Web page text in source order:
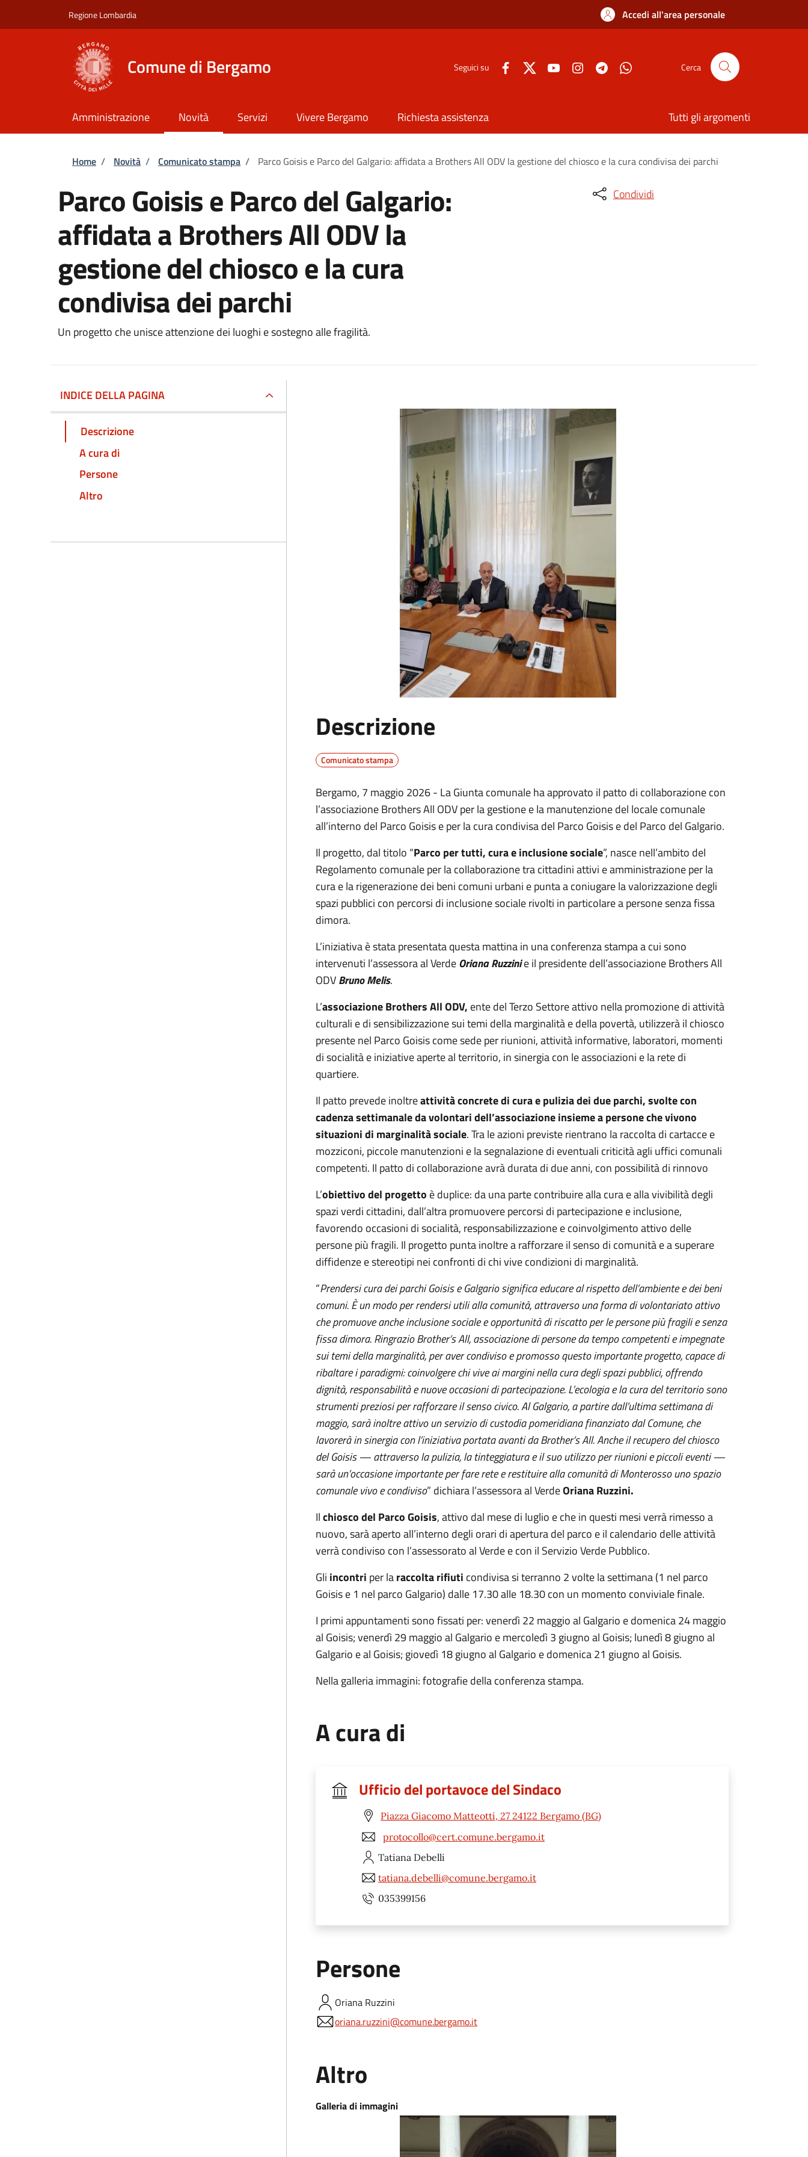
Regione Lombardia Accedi all'area personale
Comune di Bergamo Seguici su Cerca
Amministrazione Novità Servizi Vivere Bergamo Richiesta assistenza Tutti gli argomenti
Briciole di pane
Home / Novità / Comunicato stampa / Parco Goisis e Parco del Galgario: affidata a Brothers All ODV la gestione del chiosco e la cura condivisa dei parchi
Parco Goisis e Parco del Galgario:
affidata a Brothers All ODV la
gestione del chiosco e la cura
condivisa dei parchi
Un progetto che unisce attenzione dei luoghi e sostegno alle fragilità.
Condividi
INDICE DELLA PAGINA
Descrizione
A cura di
Persone
Altro
Descrizione
Comunicato stampa
Bergamo, 7 maggio 2026 - La Giunta comunale ha approvato il patto di collaborazione con
l’associazione Brothers All ODV per la gestione e la manutenzione del locale comunale
all’interno del Parco Goisis e per la cura condivisa del Parco Goisis e del Parco del Galgario.
Il progetto, dal titolo “Parco per tutti, cura e inclusione sociale”, nasce nell’ambito del
Regolamento comunale per la collaborazione tra cittadini attivi e amministrazione per la
cura e la rigenerazione dei beni comuni urbani e punta a coniugare la valorizzazione degli
spazi pubblici con percorsi di inclusione sociale rivolti in particolare a persone senza fissa
dimora.
L’iniziativa è stata presentata questa mattina in una conferenza stampa a cui sono
intervenuti l’assessora al VerdeOriana Ruzzinie il presidente dell’associazione Brothers All
ODVBruno Melis.
L’associazione Brothers All ODV, ente del Terzo Settore attivo nella promozione di attività
culturali e di sensibilizzazione sui temi della marginalità e della povertà, utilizzerà il chiosco
presente nel Parco Goisis come sede per riunioni, attività informative, laboratori, momenti
di socialità e iniziative aperte al territorio, in sinergia con le associazioni e la rete di
quartiere.
Il patto prevede inoltreattività concrete di cura e pulizia dei due parchi, svolte con
cadenza settimanale da volontari dell’associazione insieme a persone che vivono
situazioni di marginalità sociale. Tra le azioni previste rientrano la raccolta di cartacce e
mozziconi, piccole manutenzioni e la segnalazione di eventuali criticità agli uffici comunali
competenti. Il patto di collaborazione avrà durata di due anni, con possibilità di rinnovo
L’obiettivo del progetto è duplice: da una parte contribuire alla cura e alla vivibilità degli
spazi verdi cittadini, dall’altra promuovere percorsi di partecipazione e inclusione,
favorendo occasioni di socialità, responsabilizzazione e coinvolgimento attivo delle
persone più fragili. Il progetto punta inoltre a rafforzare il senso di comunità e a superare
diffidenze e stereotipi nei confronti di chi vive condizioni di marginalità.
“Prendersi cura dei parchi Goisis e Galgario significa educare al rispetto dell’ambiente e dei beni
comuni. È un modo per rendersi utili alla comunità, attraverso una forma di volontariato attivo
che promuove anche inclusione sociale e opportunità di riscatto per le persone più fragili e senza
fissa dimora. Ringrazio Brother’s All, associazione di persone da tempo competenti e impegnate
sui temi della marginalità, per aver condiviso e promosso questo importante progetto, capace di
ribaltare i paradigmi: coinvolgere chi vive ai margini nella cura degli spazi pubblici, offrendo
dignità, responsabilità e nuove occasioni di partecipazione. L’ecologia e la cura del territorio sono
strumenti preziosi per rafforzare il senso civico. Al Galgario, a partire dall’ultima settimana di
maggio, sarà inoltre attivo un servizio di custodia pomeridiana finanziato dal Comune, che
lavorerà in sinergia con l’iniziativa portata avanti da Brother’s All. Anche il recupero del chiosco
del Goisis — attraverso la pulizia, la tinteggiatura e il suo utilizzo per riunioni e piccoli eventi —
sarà un’occasione importante per fare rete e restituire alla comunità di Monterosso uno spazio
comunale vivo e condiviso” dichiara l’assessora al VerdeOriana Ruzzini.
Ilchiosco del Parco Goisis, attivo dal mese di luglio e che in questi mesi verrà rimesso a
nuovo, sarà aperto all’interno degli orari di apertura del parco e il calendario delle attività
verrà condiviso con l’assessorato al Verde e con il Servizio Verde Pubblico.
Gli incontri per laraccolta rifiuti condivisa si terranno 2 volte la settimana (1 nel parco
Goisis e 1 nel parco Galgario) dalle 17.30 alle 18.30 con un momento conviviale finale.
I primi appuntamenti sono fissati per: venerdì 22 maggio al Galgario e domenica 24 maggio
al Goisis; venerdì 29 maggio al Galgario e mercoledì 3 giugno al Goisis; lunedì 8 giugno al
Galgario e al Goisis; giovedì 18 giugno al Galgario e domenica 21 giugno al Goisis.
Nella galleria immagini: fotografie della conferenza stampa.
A cura di
Ufficio del portavoce del Sindaco
Piazza Giacomo Matteotti, 27 24122 Bergamo (BG)
protocollo@cert.comune.bergamo.it
Tatiana Debelli
tatiana.debelli@comune.bergamo.it
035399156
Persone
Oriana Ruzzini
oriana.ruzzini@comune.bergamo.it
Altro
Galleria di immagini